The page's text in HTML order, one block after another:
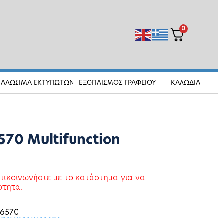
0
ΕΚΤΥΠΩΤΩΝ ΕΞΟΠΛΙΣΜΟΣ ΓΡΑΦΕΙΟΥ ΚΑΛΩΔΙΑ
Multifunction
με το κατάστημα για να